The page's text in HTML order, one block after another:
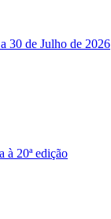
30 de Julho de 2026
à 20ª edição